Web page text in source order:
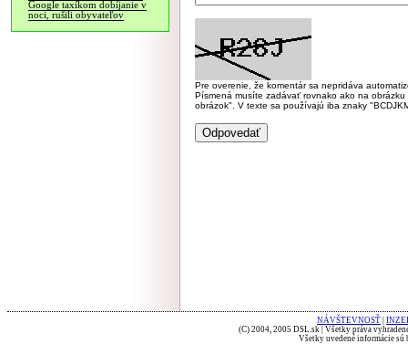
Google taxíkom dobíjanie v
noci, rušili obyvateľov
Pre overenie, že komentár sa nepridáva
Písmená musíte zadávať rovnako ako na
obrázok". V texte sa používajú iba znaky
NÁVŠTEVNOSŤ
(C) 2004, 2005 DSL.sk | Všetky práva
Všetky uvedené informácie sú